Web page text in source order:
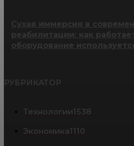
Сухая иммерсия в
реабилитации: как
оборудование
РУБРИКАТОР
Технологии1538
Экономика1110